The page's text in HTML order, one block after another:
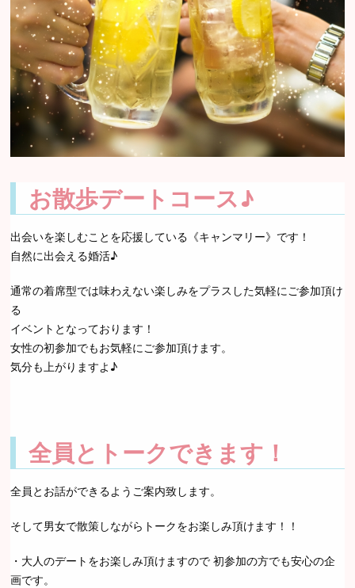
お散歩デートコース♪
出会いを楽しむことを応援している《キャンマリー》です！
自然に出会える婚活♪
通常の着席型では味わえない楽しみをプラスした気軽にご参加頂け
る
イベントとなっております！
女性の初参加でもお気軽にご参加頂けます。
気分も上がりますよ♪
全員とトークできます！
全員とお話ができるようご案内致します。
そして男女で散策しながらトークをお楽しみ頂けます！！
・大人のデートをお楽しみ頂けますので 初参加の方でも安心の企
画です。